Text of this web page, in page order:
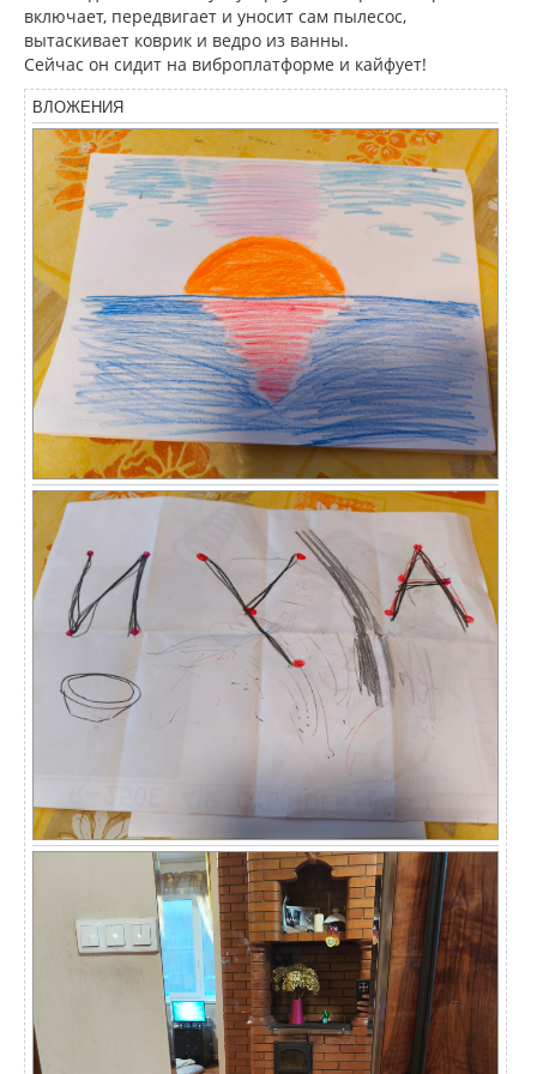
включает, передвигает и уносит сам пылесос,
вытаскивает коврик и ведро из ванны.
Сейчас он сидит на виброплатформе и кайфует!
ВЛОЖЕНИЯ